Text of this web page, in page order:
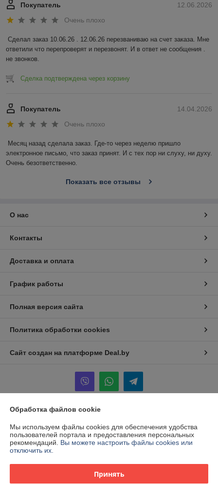
12.06.2026
Покупатель
Очень плохо
Сделал заказ 10.06.26 . 12.06.26 перезваниваю на счет заказа. Мне
ответили что перепроверят и перезвонят. И в ответ не сообщения .
не звонков.
Сделка подтверждена через корзину
14.04.2026
Покупатель
Очень плохо
Месяц назад сделала заказ. Где-то через неделю пришло
электронное письмо, что заказ принят. И с тех пор ни слуху, ни духу.
Очень безответственно.
Показать все отзывы
О нас
Контакты
Доставка и оплата
График работы
Полная версия сайта
Политика обработки cookies
Сайт создан на платформе Deal.by
Юридическое лицо:Общество с ограниченной ответственностью
"КААВ ГРУПП"
213051,Могилевская обл., г.Белыничи ул. Дайнеко 6
Регистрационный номер ЕГР: 791228366
Обработка файлов cookie
Мы используем файлы cookies для обеспечения удобства
пользователей портала и предоставления персональных
рекомендаций. Вы можете настроить файлы cookies или
отключить их.
Принять